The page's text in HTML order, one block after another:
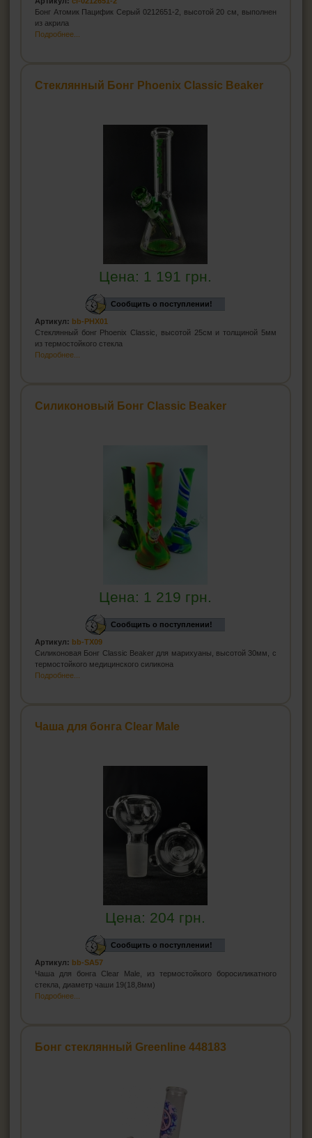
Бонг Атомик Пацифик Серый 0212651-2, высотой 20 см, выполнен
из акрила
Подробнее...
Стеклянный Бонг Phoenix Classic Beaker
Цена: 1 191 грн.
Сообщить о поступлении!
Артикул: bb-PHX01
Стеклянный бонг Phoenix Classic, высотой 25см и толщиной 5мм
из термостойкого стекла
Подробнее...
Силиконовый Бонг Classic Beaker
Цена: 1 219 грн.
Сообщить о поступлении!
Артикул: bb-TX09
Силиконовая Бонг Classic Beaker для марихуаны, высотой 30мм, с
термостойкого медицинского силикона
Подробнее...
Чаша для бонга Clear Male
Цена: 204 грн.
Сообщить о поступлении!
Артикул: bb-SA57
Чаша для бонга Clear Male, из термостойкого боросиликатного
стекла, диаметр чаши 19(18,8мм)
Подробнее...
Бонг стеклянный Greenline 448183